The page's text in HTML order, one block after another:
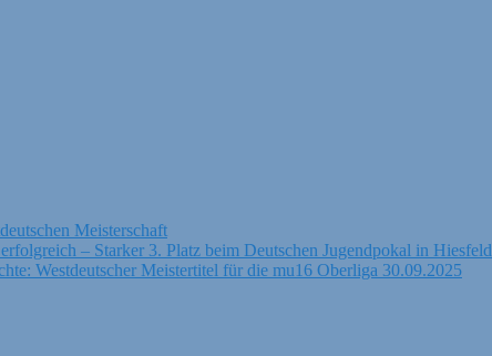
Meisterschaft
– Starker 3. Platz beim Deutschen Jugendpokal in Hiesfeld
Westdeutscher Meistertitel für die mu16 Oberliga 30.09.2025